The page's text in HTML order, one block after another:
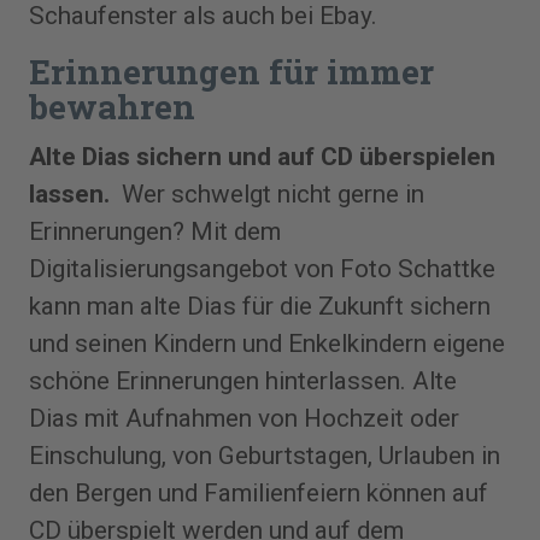
Schaufenster als auch bei Ebay.
Erinnerungen für immer
bewahren
Alte Dias sichern und auf CD überspielen
lassen. Wer schwelgt nicht gerne in
Erinnerungen? Mit dem
Digitalisierungsangebot von Foto Schattke
kann man alte Dias für die Zukunft sichern
und seinen Kindern und Enkelkindern eigene
schöne Erinnerungen hinterlassen. Alte
Dias mit Aufnahmen von Hochzeit oder
Einschulung, von Geburtstagen, Urlauben in
den Bergen und Familienfeiern können auf
CD überspielt werden und auf dem